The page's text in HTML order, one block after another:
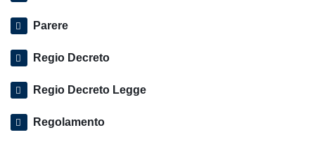
Parere
Regio Decreto
Regio Decreto Legge
Regolamento